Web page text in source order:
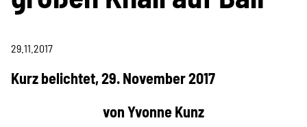
Projekte
29.11.2017
Kurz belichtet, 29. November 2017
von Yvonne Kunz